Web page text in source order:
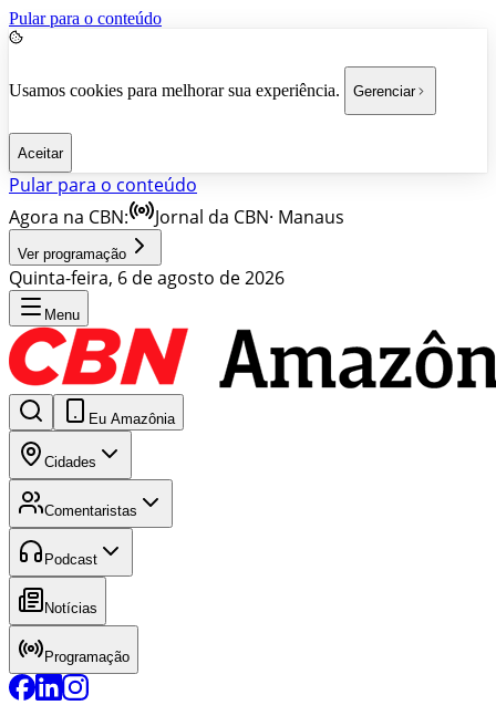
Pular para o conteúdo
Usamos cookies para melhorar sua experiência. Gerenciar
Aceitar
Pular para o conteúdo
Agora na CBN:
Jornal da CBN· Manaus
Ver programação
Quinta-feira, 6 de agosto de 2026
Menu
Eu Amazônia
Cidades
Comentaristas
Podcast
Notícias
Programação